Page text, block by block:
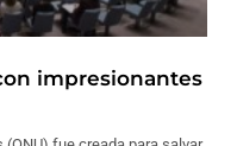
impresionantes